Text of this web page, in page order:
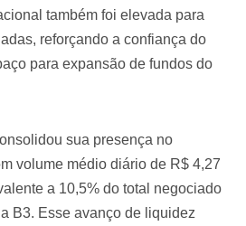
também foi elevada para
reforçando a confiança do
para expansão de fundos do
sua presença no
volume médio diário de R$ 4,27
a 10,5% do total negociado
B3. Esse avanço de liquidez